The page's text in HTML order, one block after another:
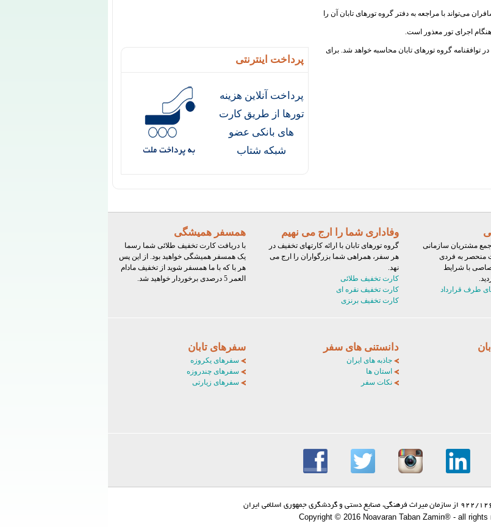
می‌تواند با مراجعه به دفتر گروه تورهای تابان آن را
هنگام اجرای تور معذور است.
گروه تورهای تابان محاسبه خواهد شد. برای
پرداخت اینترنتی
پرداخت آنلاین هزینه
تورها از طریق کارت
های بانکی عضو
شبکه شتاب
جمع مشتریان سازمانی
منحصر به فردی
با شرایط
طرف قرارداد
وفاداری شما را ارج می نهیم
گروه تورهای تابان با ارائه کارتهای تخفیف در
هر سفر، همراهی شما بزرگواران را ارج می
نهد.
کارت تخفیف طلائی
کارت تخفیف نقره ای
کارت تخفیف برنزی
همسفر همیشگی
با دریافت کارت تخفیف طلائی شما رسما
یک همسفر همیشگی خواهید بود. از این پس
هر با که با ما همسفر شوید از تخفیف مادام
العمر 5 درصدی برخوردار خواهید شد.
دانستنی های سفر
جاذبه های ایران
استان ها
نکات سفر
سفرهای تابان
سفرهای یکروزه
سفرهای چندروزه
سفرهای زیارتی
Copyright © 2016 Noavaran Taban Zamin® - all rights